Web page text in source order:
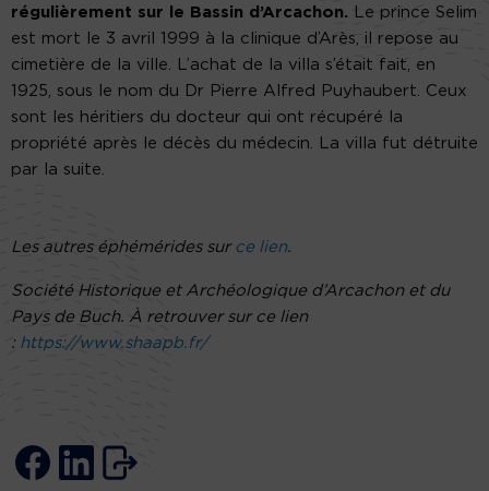
régulièrement sur le Bassin d’Arcachon. Le prince Selim
est mort le 3 avril 1999 à la clinique d’Arès, il repose au
cimetière de la ville. L’achat de la villa s’était fait, en
1925, sous le nom du Dr Pierre Alfred Puyhaubert. Ceux
sont les héritiers du docteur qui ont récupéré la
propriété après le décès du médecin. La villa fut détruite
par la suite.
Les autres éphémérides sur ce lien.
Société Historique et Archéologique d’Arcachon et du
Pays de Buch. À retrouver sur ce lien
: https://www.shaapb.fr/